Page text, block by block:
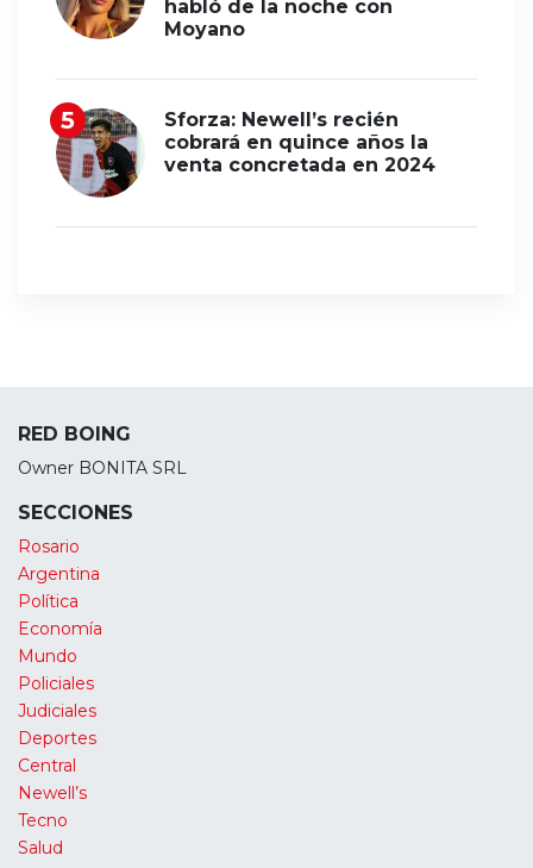
habló de la noche con
Moyano
Sforza: Newell’s recién
cobrará en quince años la
venta concretada en 2024
RED BOING
Owner BONITA SRL
SECCIONES
Rosario
Argentina
Política
Economía
Mundo
Policiales
Judiciales
Deportes
Central
Newell’s
Tecno
Salud